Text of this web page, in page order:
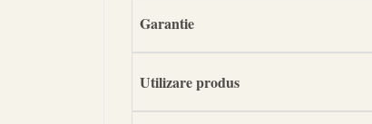
Garantie
Utilizare produs